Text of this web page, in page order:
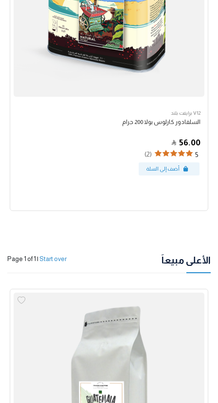
V12 برايفت بلند
السلفادور كارلوس بولا 200 جرام
56.00
5
(2)
الأعلى مبيعاً Page 1 of 1 | Start over